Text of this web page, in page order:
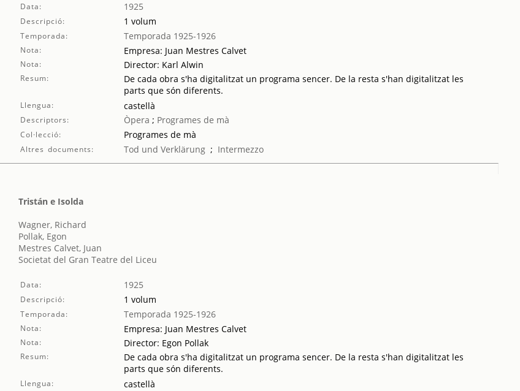
Data: 1925
Descripció: 1 volum
Temporada: Temporada 1925-1926
Nota: Empresa: Juan Mestres Calvet
Nota: Director: Karl Alwin
Resum:
De cada obra s'ha digitalitzat un programa sencer. De la resta s'han digitalitzat les
parts que són diferents.
Llengua: castellà
Descriptors: Òpera ; Programes de mà
Col·lecció: Programes de mà
Altres documents: Tod und Verklärung; Intermezzo
Tristán e Isolda
Wagner, Richard
Pollak, Egon
Mestres Calvet, Juan
Societat del Gran Teatre del Liceu
Data: 1925
Descripció: 1 volum
Temporada: Temporada 1925-1926
Nota: Empresa: Juan Mestres Calvet
Nota: Director: Egon Pollak
Resum:
De cada obra s'ha digitalitzat un programa sencer. De la resta s'han digitalitzat les
parts que són diferents.
Llengua: castellà